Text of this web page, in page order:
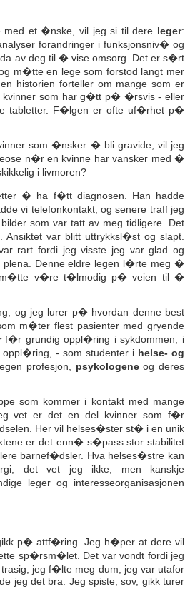
et �nske, vil jeg si til dere leger:
forandringer i funksjonsniv� og
av deg til � vise omsorg. Det er s�rt
m�tte en lege som forstod langt mer
historien forteller om mange som er
kvinner som har g�tt p� �rsvis - eller
tabletter. F�lgen er ofte uf�rhet p�
som �nsker � bli gravide, vil jeg
n�r en kvinne har vansker med �
i livmoren?
� ha f�tt diagnosen. Han hadde
vi telefonkontakt, og senere traff jeg
som var tatt av meg tidligere. Det
var blitt uttrykksl�st og slapt.
rart fordi jeg visste jeg var glad og
plena. Denne eldre legen l�rte meg �
m�tte v�re t�lmodig p� veien til �
og jeg lurer p� hvordan denne best
m�ter flest pasienter med gryende
f�r grundig oppl�ring i sykdommen, i
- som studenter i helse- og
profesjon, psykologeneog deres
som kommer i kontakt med mange
vet er det en del kvinner som f�r
Her vil helses�ster st� i en unik
er det enn� s�pass stor stabilitet
barnef�dsler. Hva helses�stre kan
det vet jeg ikke, men kanskje
leger og interesseorganisasjonen
p� attf�ring. Jeg h�per at dere vil
sp�rsm�let. Det var vondt fordi jeg
jeg f�lte meg dum, jeg var utafor
jeg det bra. Jeg spiste, sov, gikk turer